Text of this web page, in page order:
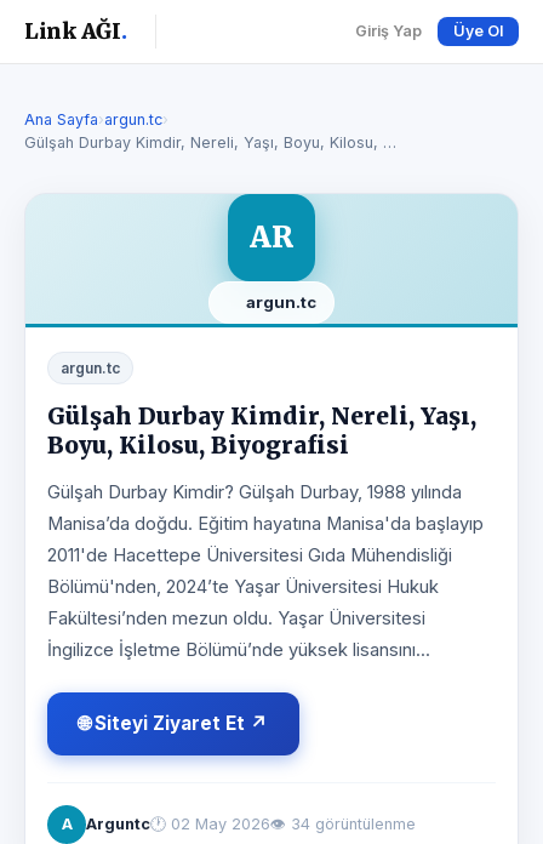
Link AĞI. Giriş Yap Üye Ol
Ana Sayfa›argun.tc›
Gülşah Durbay Kimdir, Nereli, Yaşı, Boyu, Kilosu, …
AR
argun.tc
argun.tc
Gülşah Durbay Kimdir, Nereli, Yaşı,
Boyu, Kilosu, Biyografisi
Gülşah Durbay Kimdir? Gülşah Durbay, 1988 yılında
Manisa’da doğdu. Eğitim hayatına Manisa'da başlayıp
2011'de Hacettepe Üniversitesi Gıda Mühendisliği
Bölümü'nden, 2024’te Yaşar Üniversitesi Hukuk
Fakültesi’nden mezun oldu. Yaşar Üniversitesi
İngilizce İşletme Bölümü’nde yüksek lisansını...
🌐 Siteyi Ziyaret Et ↗
A Arguntc🕐 02 May 2026👁 34 görüntülenme